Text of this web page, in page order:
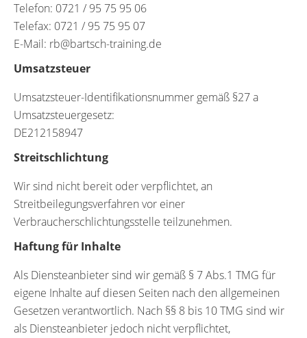
Telefon: 0721 / 95 75 95 06
Telefax: 0721 / 95 75 95 07
E-Mail:
ed.gn
iniar
t-hcs
trab@
br
Umsatzsteuer
Umsatzsteuer-Identifikationsnummer gemäß §27 a
Umsatzsteuergesetz:
DE212158947
Streitschlichtung
Wir sind nicht bereit oder verpflichtet, an
Streitbeilegungsverfahren vor einer
Verbraucherschlichtungsstelle teilzunehmen.
Haftung für Inhalte
Als Diensteanbieter sind wir gemäß § 7 Abs.1 TMG für
eigene Inhalte auf diesen Seiten nach den allgemeinen
Gesetzen verantwortlich. Nach §§ 8 bis 10 TMG sind wir
als Diensteanbieter jedoch nicht verpflichtet,